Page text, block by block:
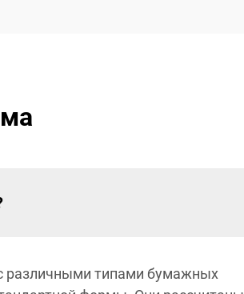
различными типами бумажных